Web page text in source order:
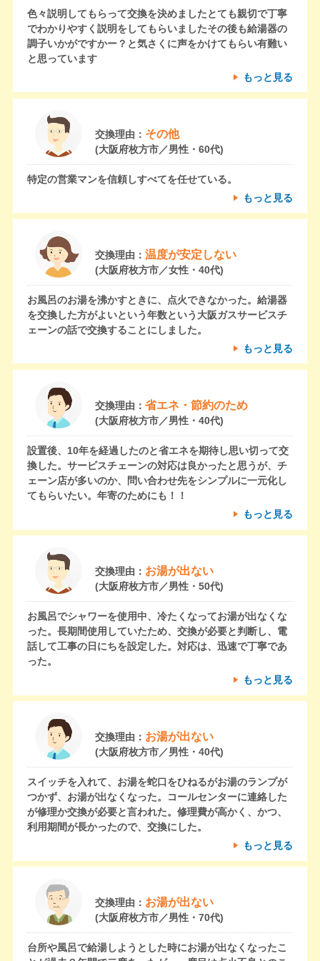
色々説明してもらって交換を決めましたとても親切で丁寧
でわかりやすく説明をしてもらいましたその後も給湯器の
調子いかがですかー？と気さくに声をかけてもらい有難い
と思っています
もっと見る
交換理由： その他
(大阪府枚方市／男性・60代)
特定の営業マンを信頼しすべてを任せている。
もっと見る
交換理由： 温度が安定しない
(大阪府枚方市／女性・40代)
お風呂のお湯を沸かすときに、点火できなかった。給湯器
を交換した方がよいという年数という大阪ガスサービスチ
ェーンの話で交換することにしました。
もっと見る
交換理由： 省エネ・節約のため
(大阪府枚方市／男性・40代)
設置後、10年を経過したのと省エネを期待し思い切って交
換した。サービスチェーンの対応は良かったと思うが、チ
ェーン店が多いのか、問い合わせ先をシンプルに一元化し
てもらいたい。年寄のためにも！！
もっと見る
交換理由： お湯が出ない
(大阪府枚方市／男性・50代)
お風呂でシャワーを使用中、冷たくなってお湯が出なくな
った。長期間使用していたため、交換が必要と判断し、電
話して工事の日にちを設定した。対応は、迅速で丁寧であ
った。
もっと見る
交換理由： お湯が出ない
(大阪府枚方市／男性・40代)
スイッチを入れて、お湯を蛇口をひねるがお湯のランプが
つかず、お湯が出なくなった。コールセンターに連絡した
が修理か交換が必要と言われた。修理費が高かく、かつ、
利用期間が長かったので、交換にした。
もっと見る
交換理由： お湯が出ない
(大阪府枚方市／男性・70代)
台所や風呂で給湯しようとした時にお湯が出なくなったこ